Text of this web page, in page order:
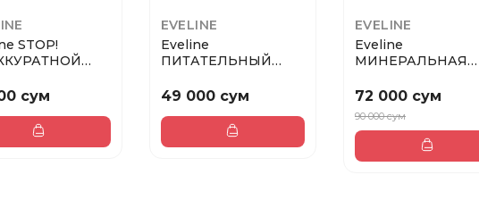
STOP!
сум
EVELINE
Eveline
ПИТАТЕЛЬНЫЙ
ЛИЦА И ТЕЛА ДЛЯ ...
49 000 сум
EVELINE
Eveline
МИНЕРАЛЬНАЯ
ПУДРА ДЛЯ ЛИЦА
72 000 сум
90 000 сум